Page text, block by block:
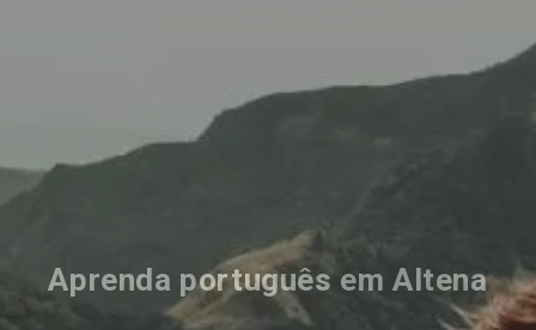
Aprenda português em Altena